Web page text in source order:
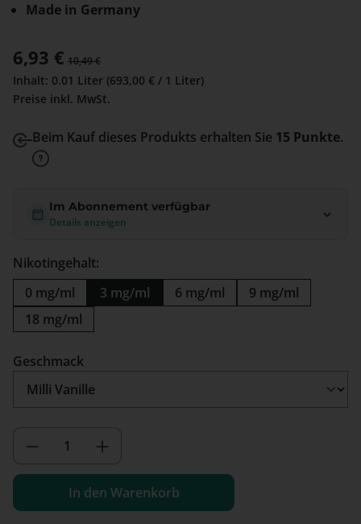
Made in Germany
Verkaufspreis:
6,93 € Regulärer Preis:
10,49 €
Inhalt: 0.01 Liter (693,00 € / 1 Liter)
Preise inkl. MwSt.
Beim Kauf dieses Produkts erhalten Sie 15 Punkte.
Im Abonnement verfügbar
Details anzeigen
Nikotingehalt:
0 mg/ml
3 mg/ml 6 mg/ml
9 mg/ml
18 mg/ml
Geschmack
Produkt Anzahl: Gib den
In den Warenkorb